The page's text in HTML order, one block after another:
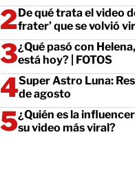
De qué trata el video
frater’ que se volvió
¿Qué pasó con
está hoy? | FOTOS
Super Astro Luna:
de agosto
¿Quién es la
su video más viral?